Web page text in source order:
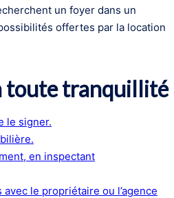
un foyer dans un
offertes par la location
toute tranquillité
le signer.
en inspectant
le propriétaire ou l’agence